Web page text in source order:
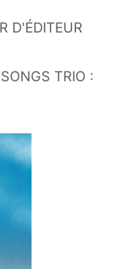
D'ÉDITEUR
TRIO :